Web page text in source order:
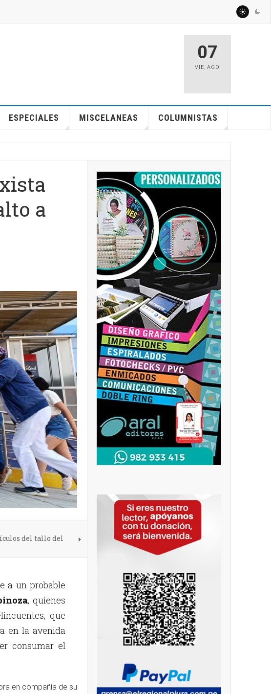
07
VIE,AGO
ESPECIALES MISCELANEAS COLUMNISTAS
a
del tallo del
a un probable
, quienes
que
en la avenida
consumar el
en compañía de su